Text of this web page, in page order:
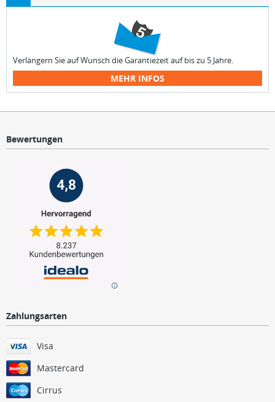
Verlängern Sie auf Wunsch die Garantiezeit auf bis zu 5 Jahre.
MEHR INFOS
Bewertungen
Zahlungsarten
Visa
Mastercard
Cirrus